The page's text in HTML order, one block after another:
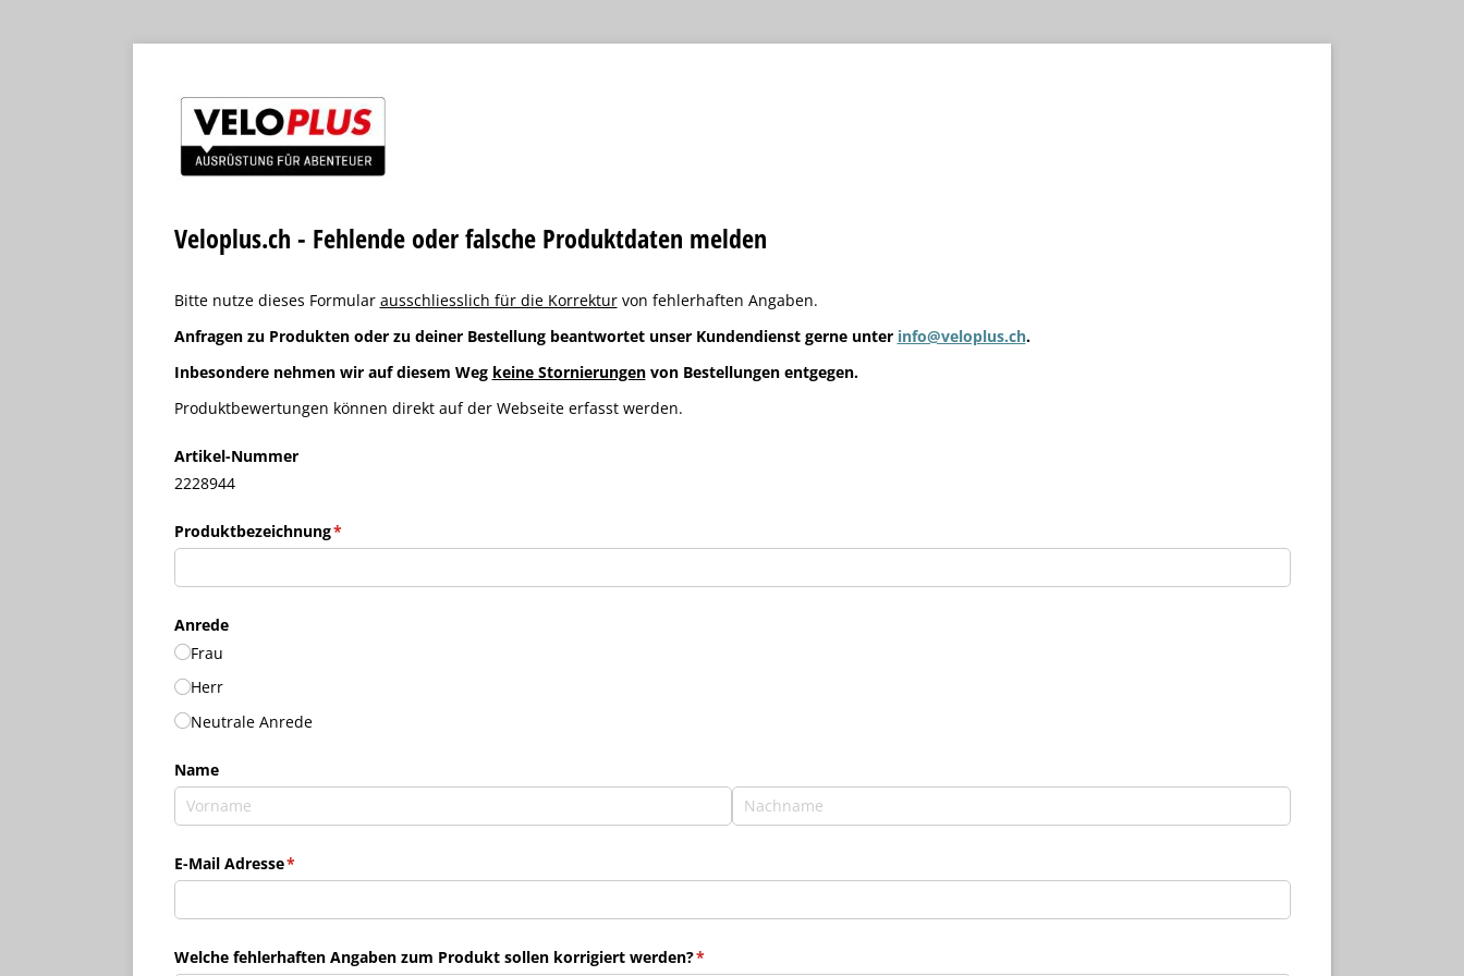
Veloplus.ch - Fehlende oder falsche Produktdaten melden
Bitte nutze dieses Formular ausschliesslich für die Korrekturvon fehlerhaften Angaben.
Anfragen zu Produkten oder zu deiner Bestellung beantwortet unser Kundendienst gerne unter info@veloplus.ch.
Inbesondere nehmen wir auf diesem Weg keine Stornierungenvon Bestellungen entgegen.
Produktbewertungen können direkt auf der Webseite erfasst werden.
Artikel-Nummer
2228944
Produktbezeichnung*
(erforderlich)
Anrede
Frau
Herr
Neutrale Anrede
Name
E-Mail Adresse*
(erforderlich)
Welche fehlerhaften Angaben zum Produkt sollen korrigiert werden?*
(erforderlich)